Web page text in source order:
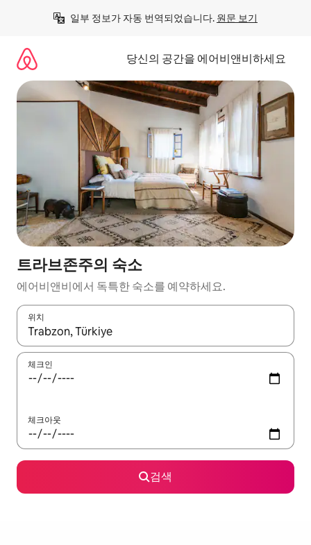
일부 정보가 자동 번역되었습니다. 원문 보기
당신의 공간을 에어비앤비하세요
트라브존주의 숙소
에어비앤비에서 독특한 숙소를 예약하세요.
위치
결과가 나오면 위·아래 화살표 키를 사용하거나 터치 또는 스와이
체크인
체크아웃
검색